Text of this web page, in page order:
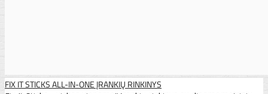
FIX IT STICKS ALL-IN-ONE ĮRANKIŲ RINKINYS